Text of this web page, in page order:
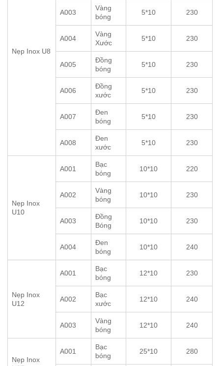
Nẹp Inox U8
A003
Vàng
bóng
5*10 230
A004
Vàng
Xước
5*10 230
A005
Đồng
bóng
5*10 230
A006
Đồng
xước
5*10 230
A007
Đen
bóng
5*10 230
A008
Đen
xước
5*10 230
Nẹp Inox
U10
A001
Bạc
bóng
10*10 220
A002
Vàng
bóng
10*10 230
A003
Đồng
Bóng
10*10 230
A004
Đen
bóng
10*10 240
Nẹp Inox
U12
A001
Bạc
bóng
12*10 230
A002
Bạc
xước
12*10 240
A003
Vàng
bóng
12*10 240
Nẹp Inox
A001
Bạc
bóng
25*10 280